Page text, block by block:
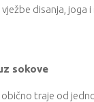
disanja, joga
sokove
traje od